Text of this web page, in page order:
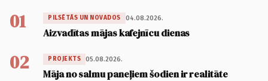
01 PILSĒTĀS UN NOVADOS 04.08.2026.
Aizvadītas mājas kafejnīcu dienas
02 PROJEKTS 05.08.2026.
Māja no salmu paneļiem šodien ir realitāte